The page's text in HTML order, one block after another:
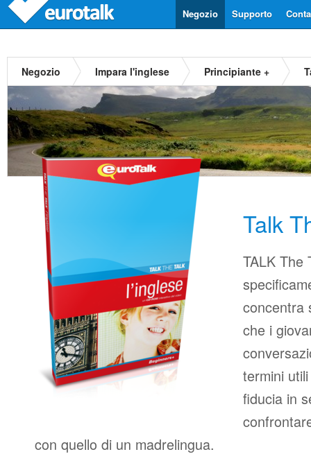
Supporto
Negozio
Negozio Impara l'inglese Principiante +
Talk
TALK The
concentra
che i
termini
fiducia in
con quello di un madrelingua.